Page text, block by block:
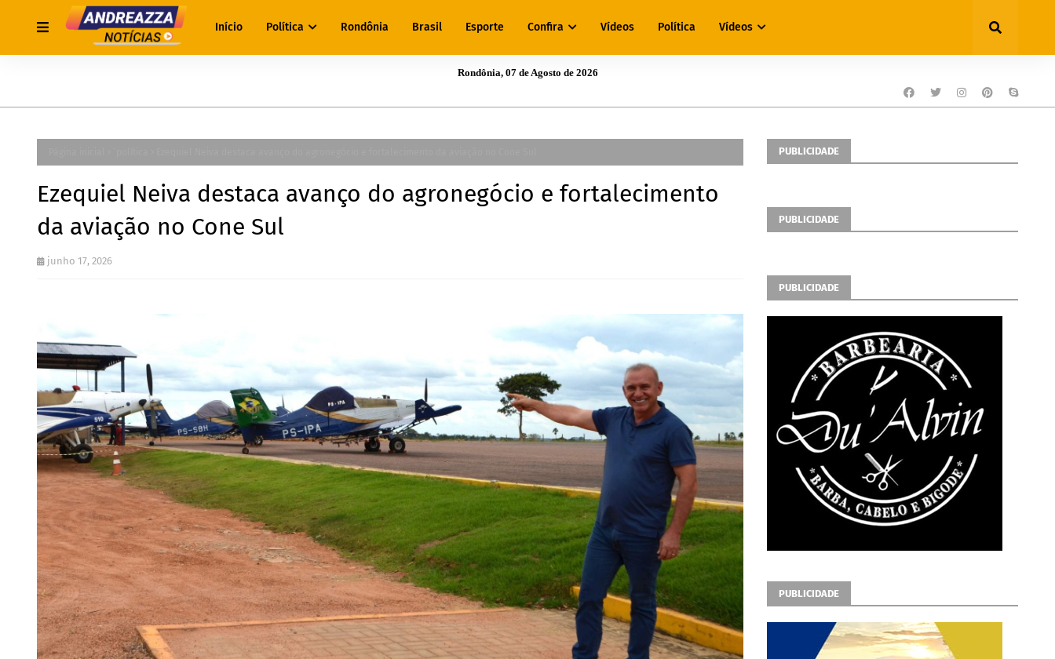
Início Política Rondônia Brasil Esporte Confira Vídeos Política Vídeos
Rondônia, 07 de Agosto de 2026
Ezequiel Neiva destaca avanço do agronegócio e fortalecimento
da aviação no Cone Sul
junho 17, 2026
PUBLICIDADE
PUBLICIDADE
PUBLICIDADE
PUBLICIDADE